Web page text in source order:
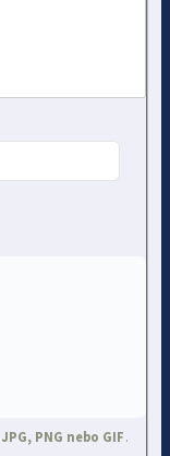
JPG, PNG nebo GIF .